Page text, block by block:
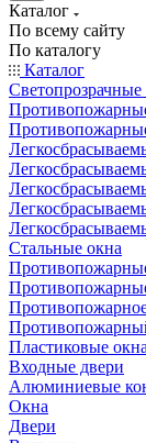
Каталог
По всему сайту
По каталогу
Каталог
Стальные окна
Пластиковые окна
Входные двери
Алюминиевые
Окна
Двери